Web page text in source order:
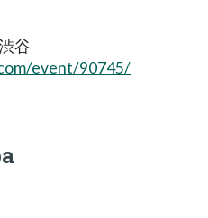
谷
event/90745/